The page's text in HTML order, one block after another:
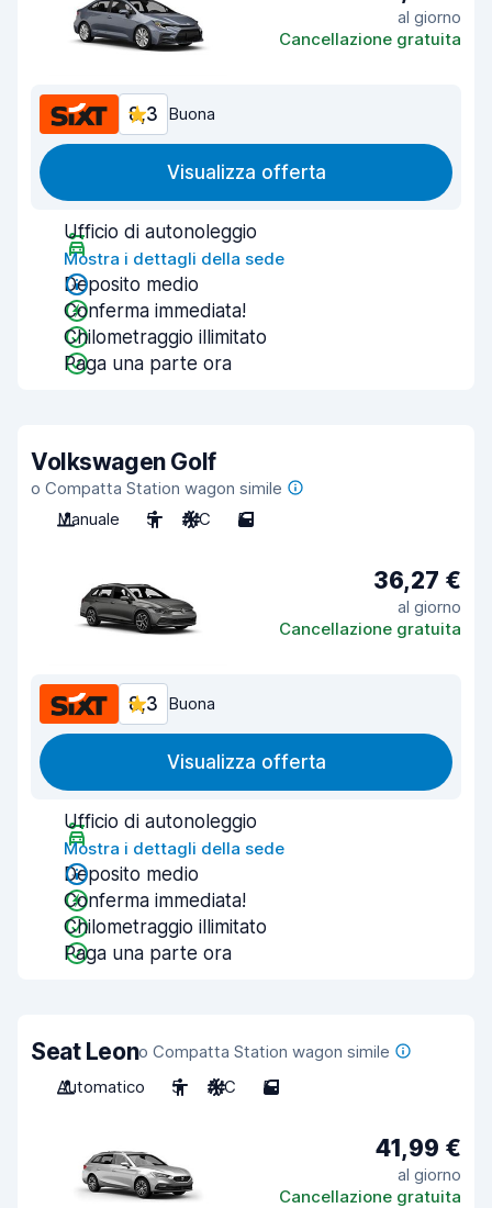
al giorno
Cancellazione gratuita
8,3 Buona
Visualizza offerta
Ufficio di autonoleggio
Mostra i dettagli della sede
Deposito medio
Conferma immediata!
Chilometraggio illimitato
Paga una parte ora
Volkswagen Golf
o Compatta Station wagon simile
Manuale
5 A/C 5
36,27 €
al giorno
Cancellazione gratuita
8,3 Buona
Visualizza offerta
Ufficio di autonoleggio
Mostra i dettagli della sede
Deposito medio
Conferma immediata!
Chilometraggio illimitato
Paga una parte ora
Seat Leono Compatta Station wagon simile
Automatico
5 A/C 5
41,99 €
al giorno
Cancellazione gratuita